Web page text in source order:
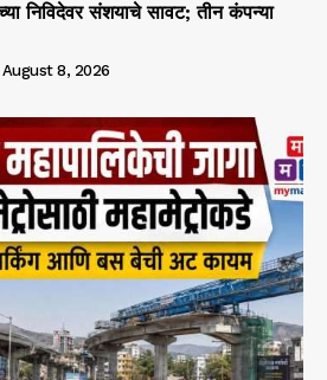
निविदेवर संशयाचे सावट; तीन कंपन्या
August 8, 2026